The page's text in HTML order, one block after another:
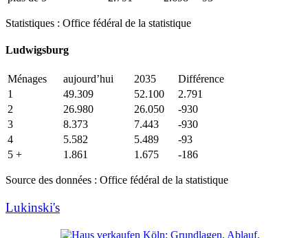
Statistiques : Office fédéral de la statistique
Ludwigsburg
Ménages aujourd’hui 2035
Différence
1
49.309 52.100
2.791
2
26.980 26.050
-930
3
8.373 7.443
-930
4
5.582 5.489
-93
5 +
1.861 1.675 -186
Source des données : Office fédéral de la statistique
Lukinski's